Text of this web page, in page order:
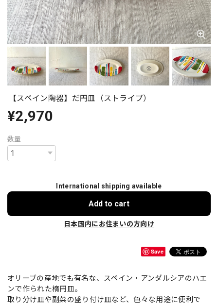
【スペイン陶器】だ円皿（ストライプ）
¥2,970
数量
International shipping available
Add to cart
日本国内にお住まいの方向け
Save
オリーブの産地でも有名な、スペイン・アンダルシアのハエ
ンで作られた楕円皿。
取り分け皿や副菜の盛り付け皿など、色々な用途に便利で